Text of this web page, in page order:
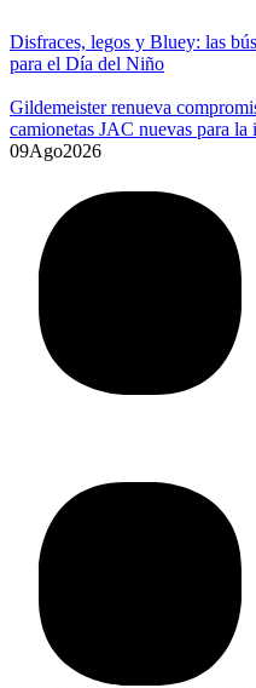
Disfraces, legos y Bluey: las
para el Día del Niño
Gildemeister renueva
camionetas JAC nuevas para la
09Ago2026